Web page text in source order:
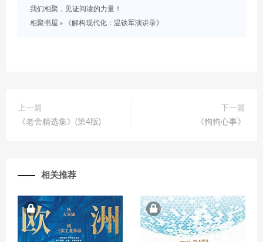
我们相聚，见证阅读的力量！
相聚书屋 » 《解构现代化：温铁军演讲录》
上一篇
《老舍精选集》(第4版)
下一篇
《狗狗心事》
相关推荐